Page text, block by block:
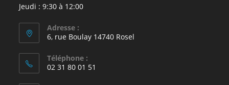
Jeudi : 9:30 à 12:00
Adresse :
6, rue Boulay 14740 Rosel
Téléphone :
02 31 80 01 51